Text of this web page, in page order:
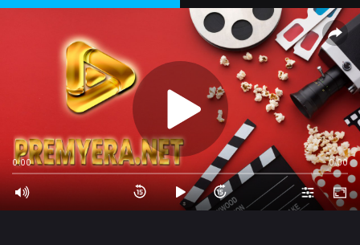
0:00 0:00